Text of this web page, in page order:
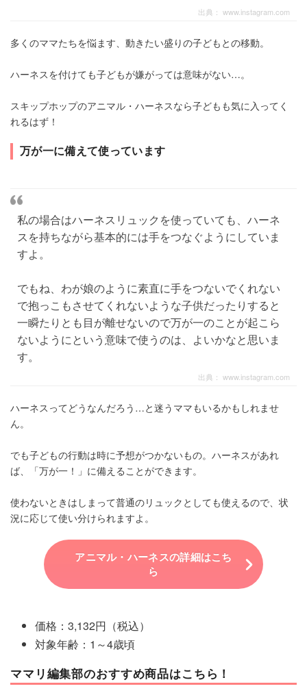
出典： www.instagram.com
多くのママたちを悩ます、動きたい盛りの子どもとの移動。
ハーネスを付けても子どもが嫌がっては意味がない…。
スキップホップのアニマル・ハーネスなら子どもも気に入ってく
れるはず！
万が一に備えて使っています
私の場合はハーネスリュックを使っていても、ハーネ
スを持ちながら基本的には手をつなぐようにしていま
すよ。
でもね、わが娘のように素直に手をつないでくれない
で抱っこもさせてくれないような子供だったりすると
一瞬たりとも目が離せないので万が一のことが起こら
ないようにという意味で使うのは、よいかなと思いま
す。
出典： www.instagram.com
ハーネスってどうなんだろう…と迷うママもいるかもしれませ
ん。
でも子どもの行動は時に予想がつかないもの。ハーネスがあれ
ば、「万が一！」に備えることができます。
使わないときはしまって普通のリュックとしても使えるので、状
況に応じて使い分けられますよ。
アニマル・ハーネスの詳細はこち
ら
価格：3,132円（税込）
対象年齢：1～4歳頃
ママリ編集部のおすすめ商品はこちら！